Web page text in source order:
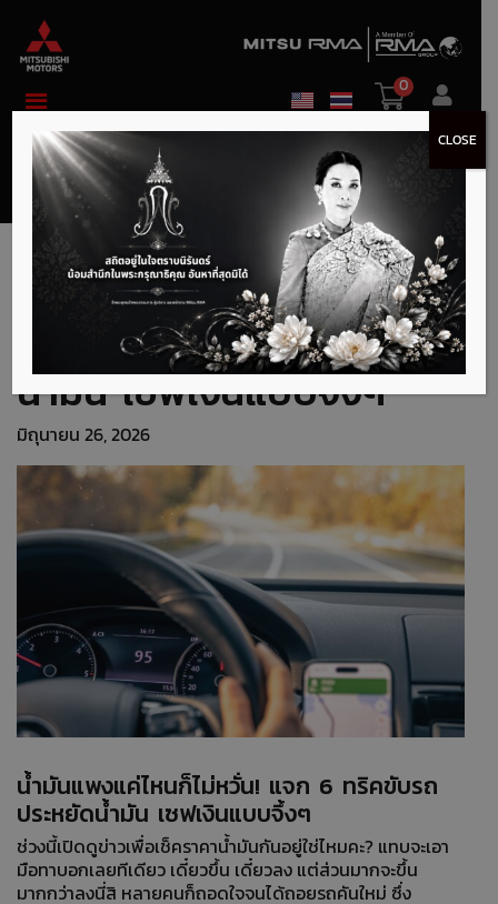
0
น้ำมันแพงแค่ไหนก็ไม่หวั่น!
แจก 6 ทริคขับรถประหยัด
น้ำมัน เซฟเงินแบบจึ้งๆ
มิถุนายน 26, 2026
น้ำมันแพงแค่ไหนก็ไม่หวั่น! แจก 6 ทริคขับรถ
ประหยัดน้ำมัน เซฟเงินแบบจึ้งๆ
ช่วงนี้เปิดดูข่าวเพื่อเช็คราคาน้ำมันกันอยู่ใช่ไหมคะ? แทบจะเอา
มือทาบอกเลยทีเดียว เดี๋ยวขึ้น เดี๋ยวลง แต่ส่วนมากจะขึ้น
มากกว่าลงนี่สิ หลายคนก็ถอดใจจนได้ถอยรถคันใหม่ ซึ่ง
CLOSE